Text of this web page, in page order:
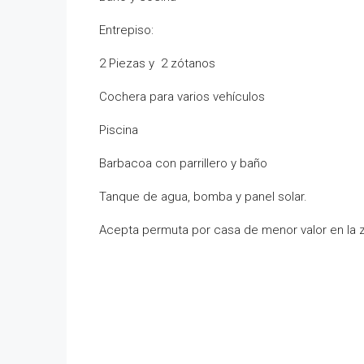
Entrepiso:
2 Piezas y 2 zótanos
Cochera para varios vehículos
Piscina
Barbacoa con parrillero y baño
Tanque de agua, bomba y panel solar.
Acepta permuta por casa de menor valor en la